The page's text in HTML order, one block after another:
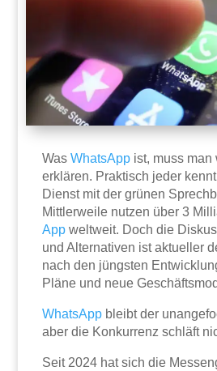
WasWhatsApp ist, muss
erklären. Praktisch jeder
Dienst mit der grünen
Mittlerweile nutzen über 3
App weltweit. Doch die
und Alternativen ist aktueller
nach den jüngsten
Pläne und neue
WhatsApp bleibt der
aber die Konkurrenz schläft
Seit 2024 hat sich die